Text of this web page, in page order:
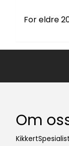
For eldre
Om